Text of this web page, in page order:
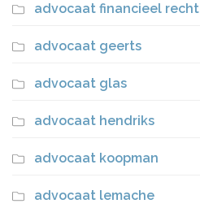
advocaat financieel recht
advocaat geerts
advocaat glas
advocaat hendriks
advocaat koopman
advocaat lemache